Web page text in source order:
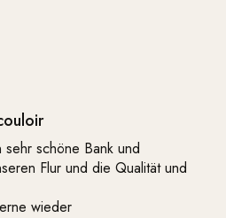
schöne Bank und
Flur und die Qualität und
wieder